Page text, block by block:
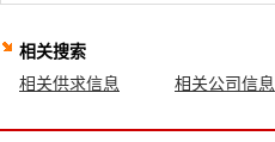
相关搜索
相关供求信息
相关公司信息